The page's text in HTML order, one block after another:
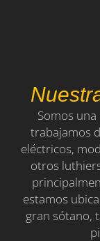
Somos
trabajamos
eléctricos,
otros
estamos
gran sótano,